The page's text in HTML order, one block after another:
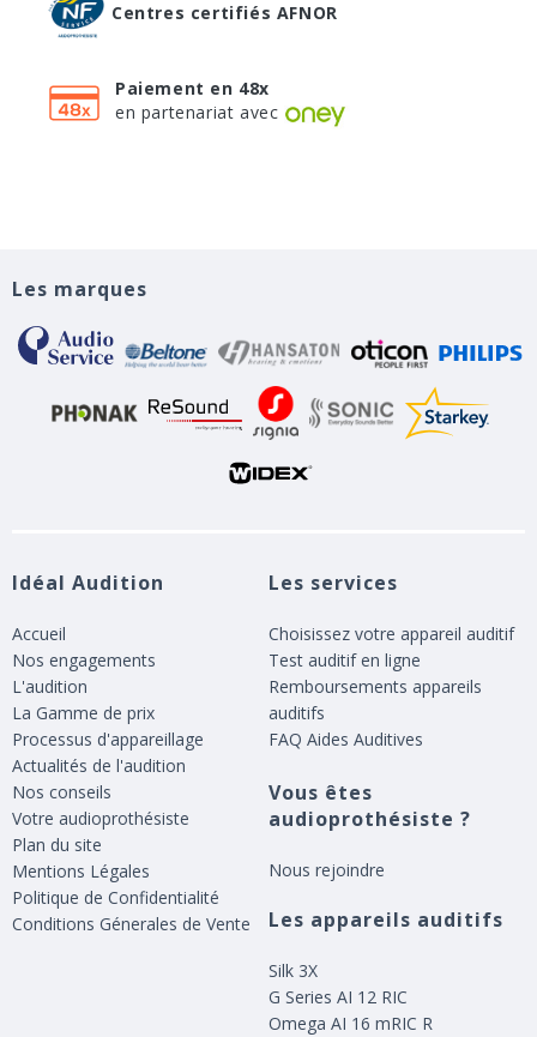
Centres certifiés AFNOR
Paiement en 48x
en partenariat avec
Les marques
Idéal Audition
Accueil
Nos engagements
L'audition
La Gamme de prix
Processus d'appareillage
Actualités de l'audition
Nos conseils
Votre audioprothésiste
Plan du site
Mentions Légales
Politique de Confidentialité
Conditions Génerales de Vente
Les services
Choisissez votre appareil auditif
Test auditif en ligne
Remboursements appareils
auditifs
FAQ Aides Auditives
Vous êtes
audioprothésiste ?
Nous rejoindre
Les appareils auditifs
Silk 3X
G Series AI 12 RIC
Omega AI 16 mRIC R